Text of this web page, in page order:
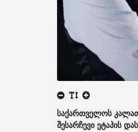
საქართველოს
შესარჩევი ეტაპის